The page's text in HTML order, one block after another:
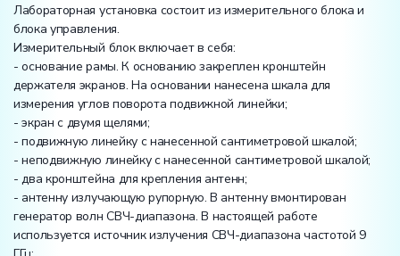
Лабораторная установка состоит из измерительного блока и
блока управления.
Измерительный блок включает в себя:
- основание рамы. К основанию закреплен кронштейн
держателя экранов. На основании нанесена шкала для
измерения углов поворота подвижной линейки;
- экран с двумя щелями;
- подвижную линейку с нанесенной сантиметровой шкалой;
- неподвижную линейку с нанесенной сантиметровой шкалой;
- два кронштейна для крепления антенн;
- антенну излучающую рупорную. В антенну вмонтирован
генератор волн СВЧ-диапазона. В настоящей работе
используется источник излучения СВЧ-диапазона частотой 9